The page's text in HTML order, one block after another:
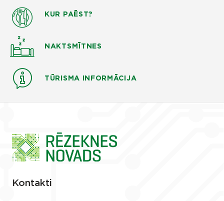
KUR PAĒST?
NAKTSMĪTNES
TŪRISMA INFORMĀCIJA
Kontakti